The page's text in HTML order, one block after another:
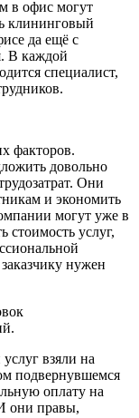
в офис могут
клининговый
да ещё с
В каждой
специалист,
факторов.
довольно
Они
и экономить
могут уже в
стоимость услуг,
нужен
взяли на
подвернувшемся
оплату на
они правы,